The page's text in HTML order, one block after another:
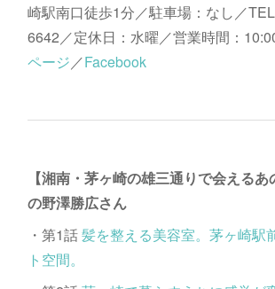
崎駅南口徒歩1分／駐車場：なし／
6642／定休日：水曜／営業時間：
ページ／Facebook
【湘南・茅ヶ崎の雄三通りで会える
の野澤勝広さん
・第1話髪を整える美容室。茅ヶ崎駅
ト空間。